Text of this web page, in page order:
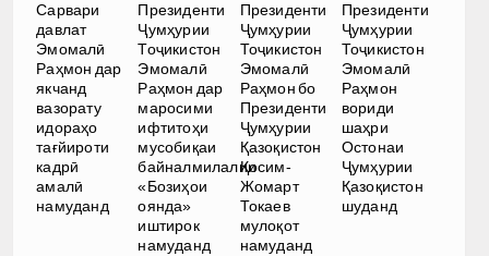
Сарвари
давлат
Эмомалӣ
Раҳмон дар
якчанд
вазорату
идораҳо
тағйироти
кадрӣ
амалӣ
намуданд
Президенти
Ҷумҳурии
Тоҷикистон
Эмомалӣ
Раҳмон дар
маросими
ифтитоҳи
мусобиқаи
байналмилалии
«Бозиҳои
оянда»
иштирок
намуданд
Президенти
Ҷумҳурии
Тоҷикистон
Эмомалӣ
Раҳмон бо
Президенти
Ҷумҳурии
Қазоқистон
Қосим-
Жомарт
Токаев
мулоқот
намуданд
Президенти
Ҷумҳурии
Тоҷикистон
Эмомалӣ
Раҳмон
вориди
шаҳри
Остонаи
Ҷумҳурии
Қазоқистон
шуданд